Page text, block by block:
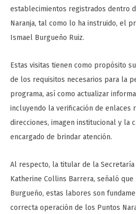
establecimientos registrados dentro
Naranja, tal como lo ha instruido, el
Ismael Burgueño Ruiz.
Estas visitas tienen como propósito
de los requisitos necesarios para la
programa, así como actualizar
incluyendo la verificación de enlaces
direcciones, imagen institucional y la
encargado de brindar atención.
Al respecto, la titular de la Secretaría
Katherine Collins Barrera, señaló
Burgueño, estas labores son
correcta operación de los Puntos